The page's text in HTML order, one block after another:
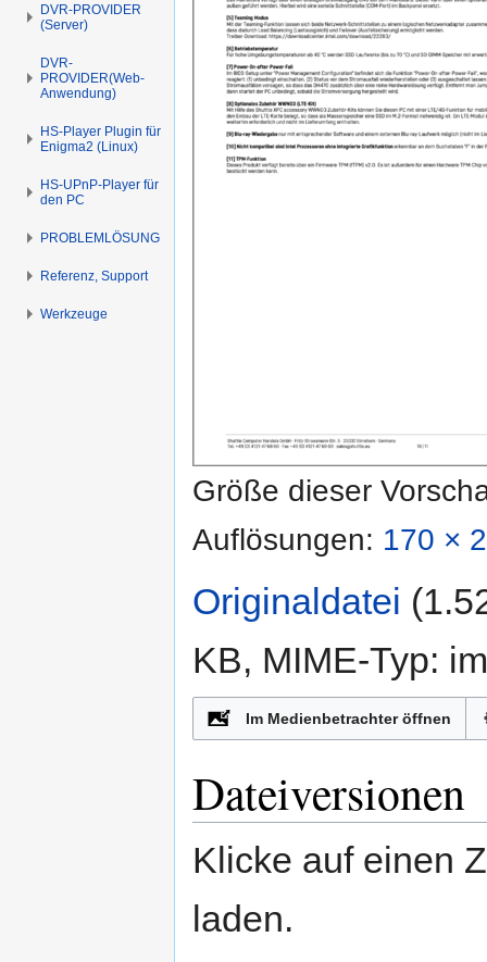
Größe dieser
Auflösungen: 170 ×
Originaldatei
KB, MIME-Typ:
Im Medienbetrachter öffnen
Dateiversionen
Klicke auf einen
laden.
DVR-PROVIDER
(Server)
DVR-
PROVIDER(Web-
Anwendung)
HS-Player Plugin für
Enigma2 (Linux)
HS-UPnP-Player für
den PC
PROBLEMLÖSUNG
Referenz, Support
Werkzeuge